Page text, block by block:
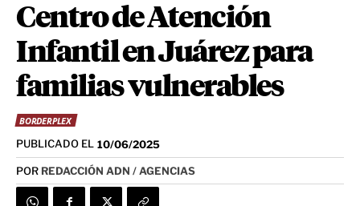
Centro de Atención
Infantil en Juárez para
familias vulnerables
BORDERPLEX
PUBLICADO EL 10/06/2025
POR REDACCIÓN ADN / AGENCIAS